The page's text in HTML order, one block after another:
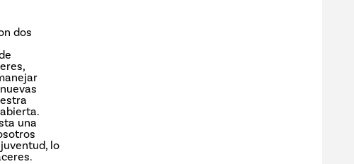
dos
una
lo